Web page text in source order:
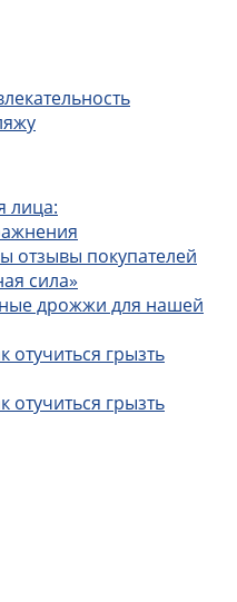
лица:
отзывы покупателей
сила»
дрожжи для нашей
отучиться грызть
отучиться грызть